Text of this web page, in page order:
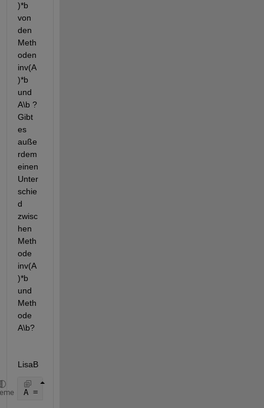
)*b
von
den
Meth
oden
inv(A
)*b
und
A\b ?
Gibt
es
auße
rdem
einen
Unter
schie
d
zwisc
hen
Meth
ode
inv(A
)*b
und
Meth
ode
A\b?
LisaB
A = [1 -1; 0 0]